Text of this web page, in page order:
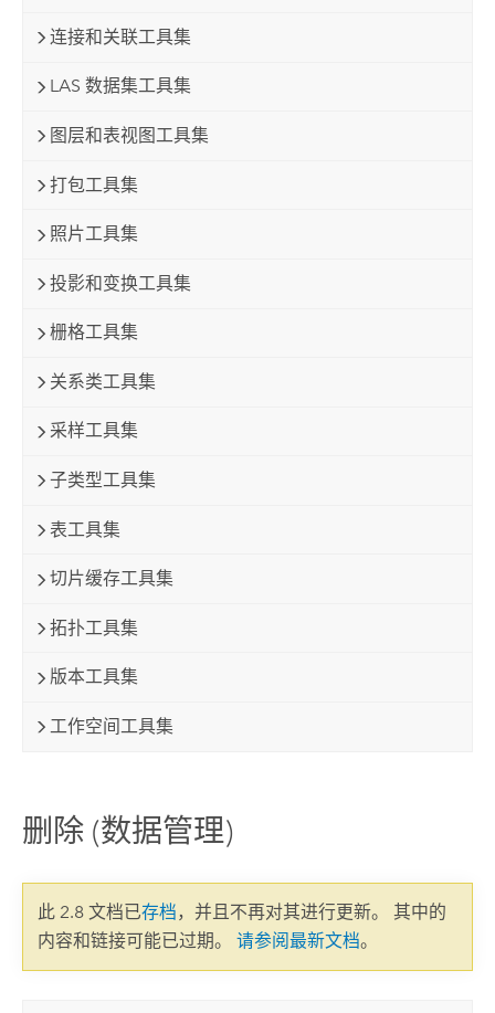
连接和关联工具集
LAS 数据集工具集
图层和表视图工具集
打包工具集
照片工具集
投影和变换工具集
栅格工具集
关系类工具集
采样工具集
子类型工具集
表工具集
切片缓存工具集
拓扑工具集
版本工具集
工作空间工具集
删除 (数据管理)
此 2.8 文档已存档，并且不再对其进行更新。 其中的
内容和链接可能已过期。 请参阅最新文档。